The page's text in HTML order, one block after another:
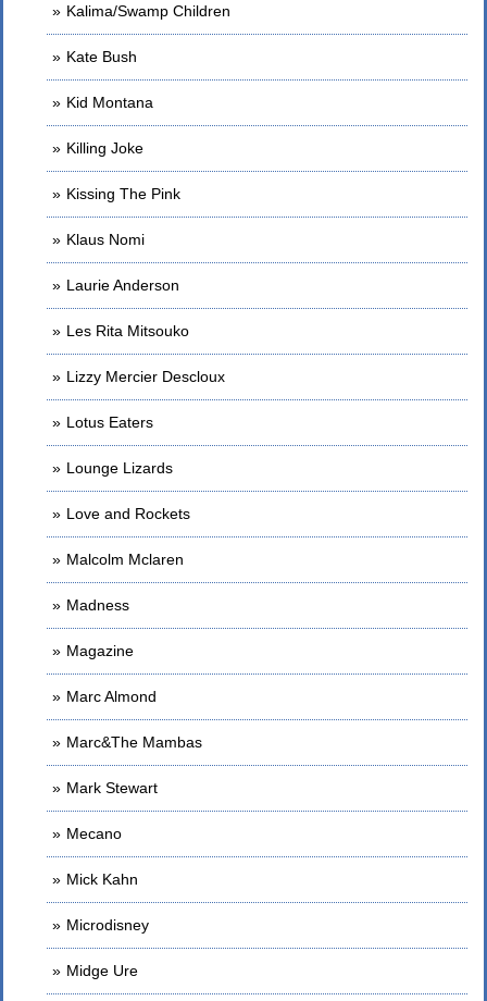
Kalima/Swamp Children
Kate Bush
Kid Montana
Killing Joke
Kissing The Pink
Klaus Nomi
Laurie Anderson
Les Rita Mitsouko
Lizzy Mercier Descloux
Lotus Eaters
Lounge Lizards
Love and Rockets
Malcolm Mclaren
Madness
Magazine
Marc Almond
Marc&The Mambas
Mark Stewart
Mecano
Mick Kahn
Microdisney
Midge Ure